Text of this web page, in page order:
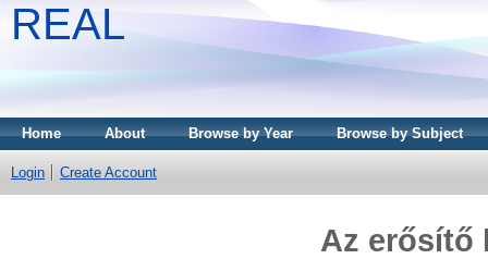
REAL
Home About Browse by Year Browse by Subject
Login Create Account
Az erősítő